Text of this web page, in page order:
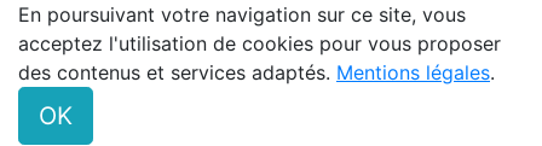
En poursuivant votre navigation sur ce site, vous
acceptez l'utilisation de cookies pour vous proposer
des contenus et services adaptés. Mentions légales.
OK